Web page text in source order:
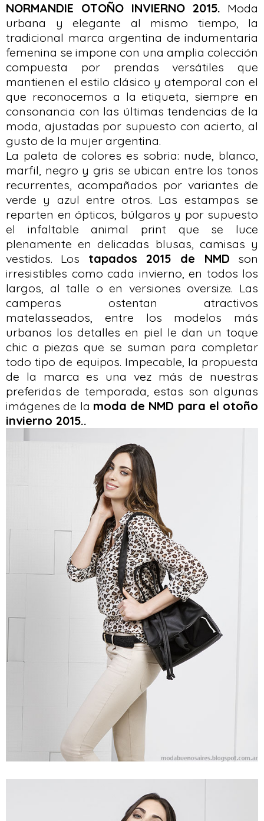
NORMANDIE OTOÑO INVIERNO 2015. Moda
urbana y elegante al mismo tiempo, la
tradicional marca argentina de indumentaria
femenina se impone con una amplia colección
compuesta por prendas versátiles que
mantienen el estilo clásico y atemporal con el
que reconocemos a la etiqueta, siempre en
consonancia con las últimas tendencias de la
moda, ajustadas por supuesto con acierto, al
gusto de la mujer argentina.
La paleta de colores es sobria: nude, blanco,
marfil, negro y gris se ubican entre los tonos
recurrentes, acompañados por variantes de
verde y azul entre otros. Las estampas se
reparten en ópticos, búlgaros y por supuesto
el infaltable animal print que se luce
plenamente en delicadas blusas, camisas y
vestidos. Los tapados 2015 de NMD son
irresistibles como cada invierno, en todos los
largos, al talle o en versiones oversize. Las
camperas ostentan atractivos
matelasseados, entre los modelos más
urbanos los detalles en piel le dan un toque
chic a piezas que se suman para completar
todo tipo de equipos. Impecable, la propuesta
de la marca es una vez más de nuestras
preferidas de temporada, estas son algunas
imágenes de la moda de NMD para el otoño
invierno 2015..